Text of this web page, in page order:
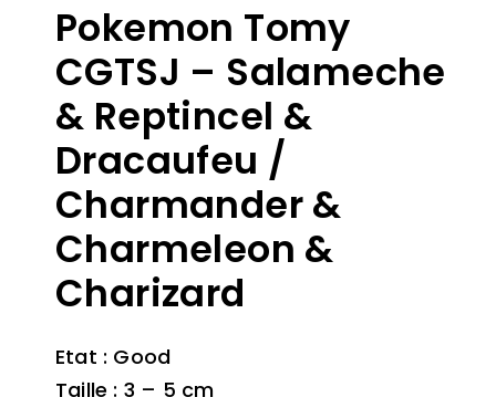
Pokemon Tomy
CGTSJ – Salameche
& Reptincel &
Dracaufeu /
Charmander &
Charmeleon &
Charizard
Etat : Good
Taille : 3 – 5 cm